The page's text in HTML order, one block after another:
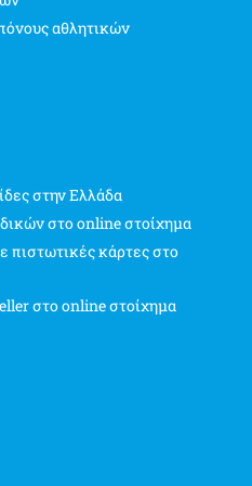
αθλητικών
στην Ελλάδα
στο online στοίχημα
πιστωτικές κάρτες στο
στο online στοίχημα